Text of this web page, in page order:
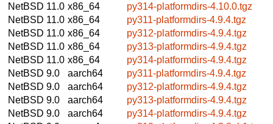
NetBSD 11.0 x86_64
py314-platformdirs-4.10.0.tgz
NetBSD 11.0 x86_64
py311-platformdirs-4.9.4.tgz
NetBSD 11.0 x86_64
py312-platformdirs-4.9.4.tgz
NetBSD 11.0 x86_64
py313-platformdirs-4.9.4.tgz
NetBSD 11.0 x86_64
py314-platformdirs-4.9.4.tgz
NetBSD 9.0
aarch64
py311-platformdirs-4.9.4.tgz
NetBSD 9.0
aarch64
py312-platformdirs-4.9.4.tgz
NetBSD 9.0
aarch64
py313-platformdirs-4.9.4.tgz
NetBSD 9.0
aarch64
py314-platformdirs-4.9.4.tgz